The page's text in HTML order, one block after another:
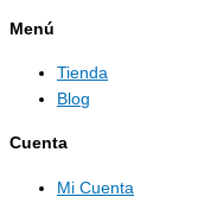
Menú
Tienda
Blog
Cuenta
Mi Cuenta